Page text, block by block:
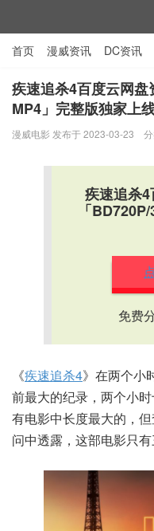
首页 漫威资讯 DC资讯
电视剧资源 漫威图片
疾速追杀4百度云网
MP4」完整版独家上
漫威电影 发布于 2023-03-23 分
疾速追杀
「
免费
《疾速追杀4》在两个小
前最大的纪录，两个小
有电影中长度最大的，
问中透露，这部电影只